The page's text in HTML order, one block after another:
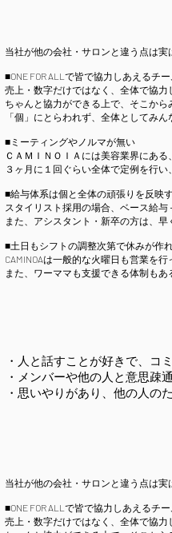
当社が他の会社・サロンと違う点は実
■ONE FOR ALLで皆で協力しあえるチ
売上・数字だけではなく、全体で協力
ちゃんと協力ができる上で、そこから
「個」にとらわれず、全体としてみ
■ミーティングやノルマが無い
ＣＡＭＩＮＯＩＡには美容業界にあ
３ヶ月に１回ぐらい全体で定例を行い
■給与体系は個と全体の頑張りを反映
スタイリスト採用の場合、ベース給
また、アシスタント・新卒の方は、
■土日もシフトの調整次第で休みが作
CAMINOAは一般的な火曜日も営業を
また、ワーママも支援できる体制もあ
・人と話すことが好きで、コ
・メンバーや他の人と意思疎
・思いやりがあり、他の人の
当社が他の会社・サロンと違う点は実
■ONE FOR ALLで皆で協力しあえるチ
売上・数字だけではなく、全体で協力